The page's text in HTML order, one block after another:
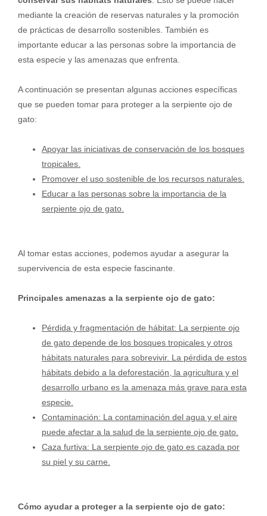
mediante la creación de reservas naturales y la promoción
de prácticas de desarrollo sostenibles. También es
importante educar a las personas sobre la importancia de
esta especie y las amenazas que enfrenta.
A continuación se presentan algunas acciones específicas
que se pueden tomar para proteger a la serpiente ojo de
gato:
Apoyar las iniciativas de conservación de los bosques
tropicales.
Promover el uso sostenible de los recursos naturales.
Educar a las personas sobre la importancia de la
serpiente ojo de gato.
Al tomar estas acciones, podemos ayudar a asegurar la
supervivencia de esta especie fascinante.
Principales amenazas a la serpiente ojo de gato:
Pérdida y fragmentación de hábitat: La serpiente ojo
de gato depende de los bosques tropicales y otros
hábitats naturales para sobrevivir. La pérdida de estos
hábitats debido a la deforestación, la agricultura y el
desarrollo urbano es la amenaza más grave para esta
especie.
Contaminación: La contaminación del agua y el aire
puede afectar a la salud de la serpiente ojo de gato.
Caza furtiva: La serpiente ojo de gato es cazada por
su piel y su carne.
Cómo ayudar a proteger a la serpiente ojo de gato: